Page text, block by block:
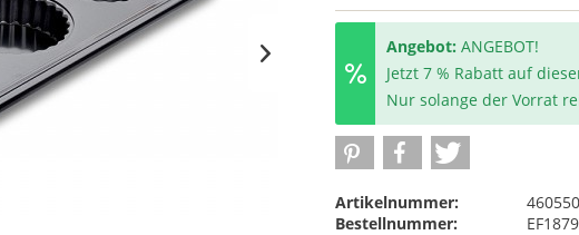
Angebot: ANGEBOT!
Jetzt 7 % Rabatt auf
Nur solange der Vorrat
Artikelnummer:
Bestellnummer: